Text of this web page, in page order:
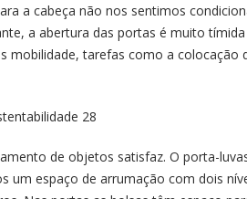
a cabeça não nos sentimos
a abertura das portas é muito
tarefas como a colocação
de objetos satisfaz. O porta-
um espaço de arrumação com dois